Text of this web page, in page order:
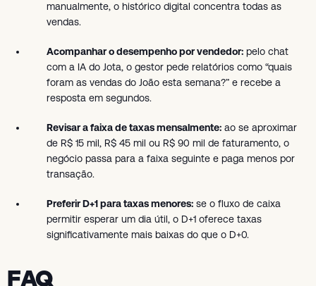
manualmente, o histórico digital concentra todas as
vendas.
Acompanhar o desempenho por vendedor: pelo chat
com a IA do Jota, o gestor pede relatórios como “quais
foram as vendas do João esta semana?” e recebe a
resposta em segundos.
Revisar a faixa de taxas mensalmente: ao se aproximar
de R$ 15 mil, R$ 45 mil ou R$ 90 mil de faturamento, o
negócio passa para a faixa seguinte e paga menos por
transação.
Preferir D+1 para taxas menores: se o fluxo de caixa
permitir esperar um dia útil, o D+1 oferece taxas
significativamente mais baixas do que o D+0.
FAQ